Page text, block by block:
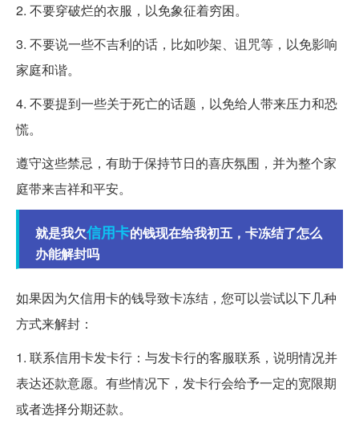
2. 不要穿破烂的衣服，以免象征着穷困。
3. 不要说一些不吉利的话，比如吵架、诅咒等，以免影响
家庭和谐。
4. 不要提到一些关于死亡的话题，以免给人带来压力和恐
慌。
遵守这些禁忌，有助于保持节日的喜庆氛围，并为整个家
庭带来吉祥和平安。
就是我欠信用卡的钱现在给我初五，卡冻结了怎么
办能解封吗
如果因为欠信用卡的钱导致卡冻结，您可以尝试以下几种
方式来解封：
1. 联系信用卡发卡行：与发卡行的客服联系，说明情况并
表达还款意愿。有些情况下，发卡行会给予一定的宽限期
或者选择分期还款。